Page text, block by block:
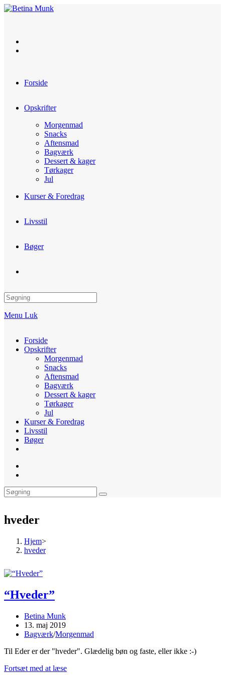
Skip
Forside
Opskrifter
Morgenmad
Snacks
Aftensmad
Bagværk
Dessert & kager
Tørkager
Jul
Kurser & Foredrag
Livsstil
Bøger
website
search
Menu Luk
Forside
Opskrifter
Morgenmad
Snacks
Aftensmad
Bagværk
Dessert & kager
Tørkager
Jul
Kurser & Foredrag
Livsstil
Bøger
hveder
Hjem>
hveder
“Hveder”
Post
author:
Betina Munk
Post
published:
13. maj 2019
Post
Bagværk/Morgenmad
Til Eder er der "hveder". Glædelig bøn og faste, eller ikke :-)
Fortsæt med at læse“Hveder”